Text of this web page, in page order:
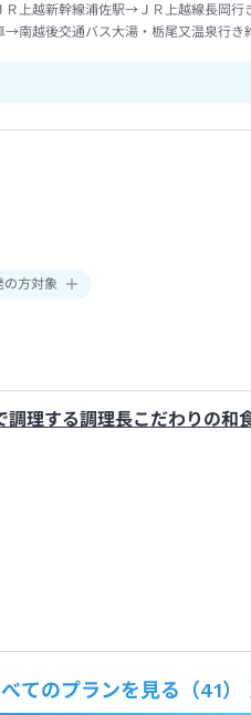
Ｒ上越新幹線浦佐駅→ＪＲ上越線長岡行
→南越後交通バス大湯・栃尾又温泉行き
方対象
理する調理長こだわりの和
てのプランを見る（41）